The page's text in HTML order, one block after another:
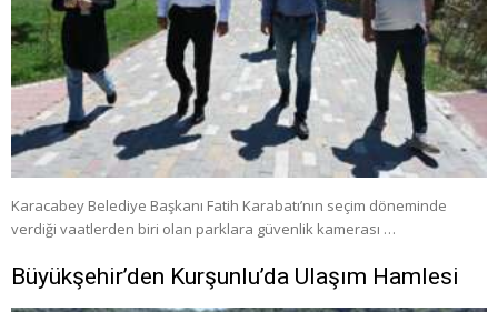
Karacabey Belediye Başkanı Fatih Karabatı’nın seçim döneminde
verdiği vaatlerden biri olan parklara güvenlik kamerası …
Büyükşehir’den Kurşunlu’da Ulaşım Hamlesi